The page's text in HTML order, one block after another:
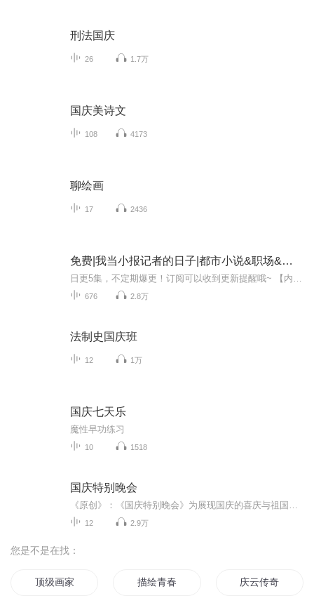
刑法国庆
26 1.7万
国庆美诗文
108 4173
聊绘画
17 2436
免费|我当小报记者的日子|都市小说&职场&情感
676 2.8万
法制史国庆班
12 1万
国庆七天乐
魔性早功练习
10 1518
国庆特别晚会
12 2.9万
您是不是在找：
顶级画家 描绘青春 庆云传奇